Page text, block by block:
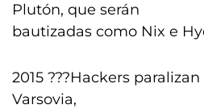
Plutón, que serán
bautizadas como Nix e
2015 ???Hackers
Varsovia,